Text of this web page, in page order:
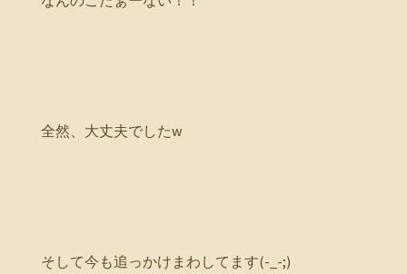
全然、大丈夫でしたw
そして今も追っかけまわしてます(-_-;)